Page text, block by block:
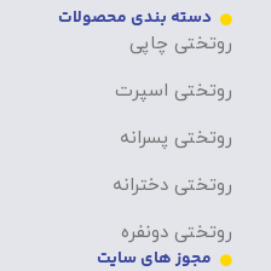
دسته بندی محصولات
روتختی چاپی
روتختی اسپرت
روتختی پسرانه
روتختی دخترانه
روتختی دونفره
مجوز های سایت